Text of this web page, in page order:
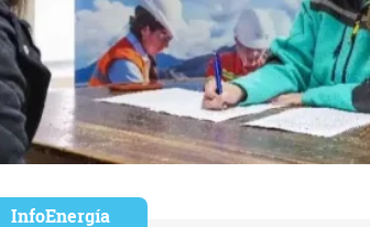
InfoEnergía